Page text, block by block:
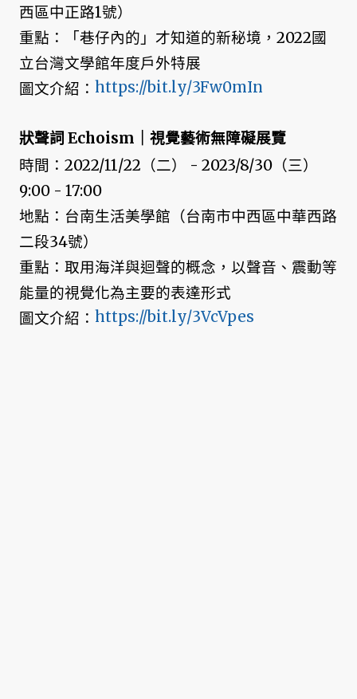
西區中正路1號）
重點：「巷仔內的」才知道的新秘境，2022國
立台灣文學館年度戶外特展
圖文介紹： https://bit.ly/3Fw0mIn
狀聲詞 Echoism｜視覺藝術無障礙展覽
時間：2022/11/22（二） - 2023/8/30（三）
9:00 - 17:00
地點：台南生活美學館（台南市中西區中華西路
二段34號）
重點：取用海洋與迴聲的概念，以聲音、震動等
能量的視覺化為主要的表達形式
圖文介紹： https://bit.ly/3VcVpes